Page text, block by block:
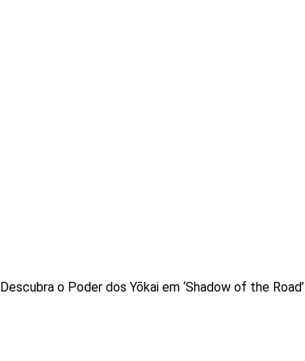
Descubra o Poder dos Yōkai em ‘Shadow of the Road’